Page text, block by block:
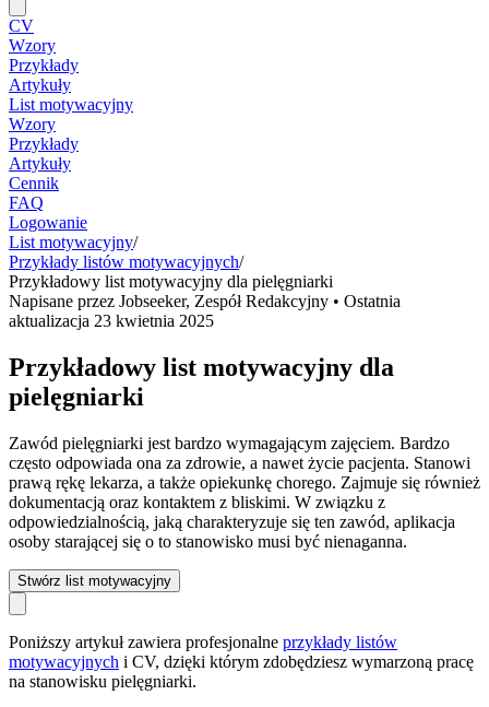
CV
Wzory
Przykłady
Artykuły
List motywacyjny
Wzory
Przykłady
Artykuły
Cennik
FAQ
Logowanie
List motywacyjny/
Przykłady listów motywacyjnych/
Przykładowy list motywacyjny dla pielęgniarki
Napisane przez Jobseeker, Zespół Redakcyjny • Ostatnia
aktualizacja 23 kwietnia 2025
Przykładowy list motywacyjny dla
pielęgniarki
Zawód pielęgniarki jest bardzo wymagającym zajęciem. Bardzo
często odpowiada ona za zdrowie, a nawet życie pacjenta. Stanowi
prawą rękę lekarza, a także opiekunkę chorego. Zajmuje się również
dokumentacją oraz kontaktem z bliskimi. W związku z
odpowiedzialnością, jaką charakteryzuje się ten zawód, aplikacja
osoby starającej się o to stanowisko musi być nienaganna.
Stwórz list motywacyjny
Poniższy artykuł zawiera profesjonalne przykłady listów
motywacyjnych i CV, dzięki którym zdobędziesz wymarzoną pracę
na stanowisku pielęgniarki.